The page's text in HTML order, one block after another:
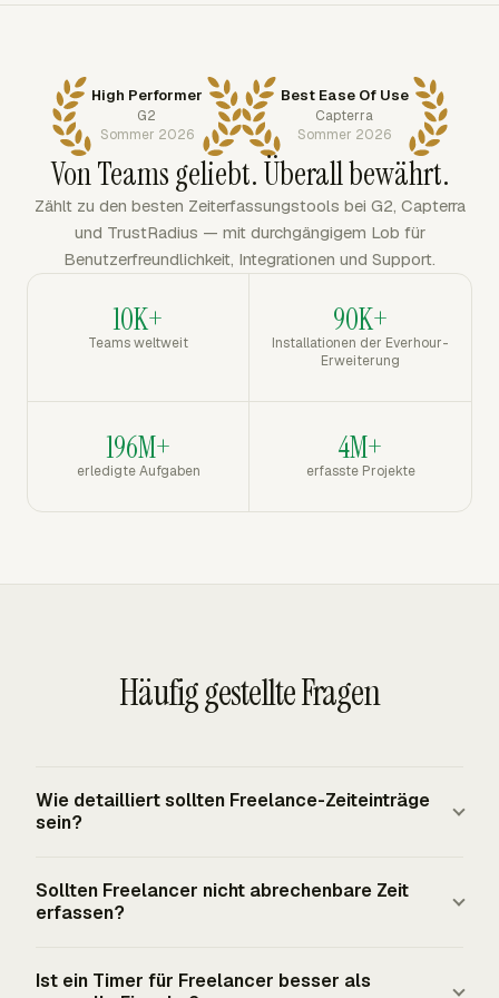
High Performer
G2
Sommer 2026
Best Ease Of Use
Capterra
Sommer 2026
Von Teams geliebt. Überall bewährt.
Zählt zu den besten Zeiterfassungstools bei G2, Capterra
und TrustRadius — mit durchgängigem Lob für
Benutzerfreundlichkeit, Integrationen und Support.
10K+
Teams weltweit
90K+
Installationen der Everhour-
Erweiterung
196M+
erledigte Aufgaben
4M+
erfasste Projekte
Häufig gestellte Fragen
Wie detailliert sollten Freelance-Zeiteinträge
sein?
Aufgabe, das Datum, die aufgewendete Zeit, den Status
Rechnungsprüfung und zukünftige Projektanalyse hinzu.
Sollten Freelancer nicht abrechenbare Zeit
erfassen?
den Betrieb des Freelance-Geschäfts. Erfassen Sie
Ist ein Timer für Freelancer besser als